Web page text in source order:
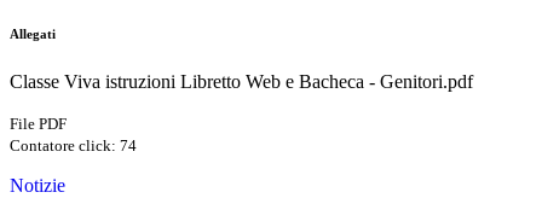
Allegati
Classe Viva istruzioni Libretto Web e Bacheca - Genitori.pdf
File PDF
Contatore click: 74
Notizie